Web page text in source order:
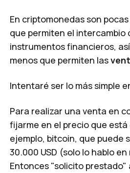
En criptomonedas son
que permiten el intercambio
instrumentos financieros,
menos que permiten las
Intentaré ser lo más simple
Para realizar una venta en
fijarme en el precio que
ejemplo, bitcoin, que puede
30.000 USD (solo lo hablo
Entonces "solicito prestado"